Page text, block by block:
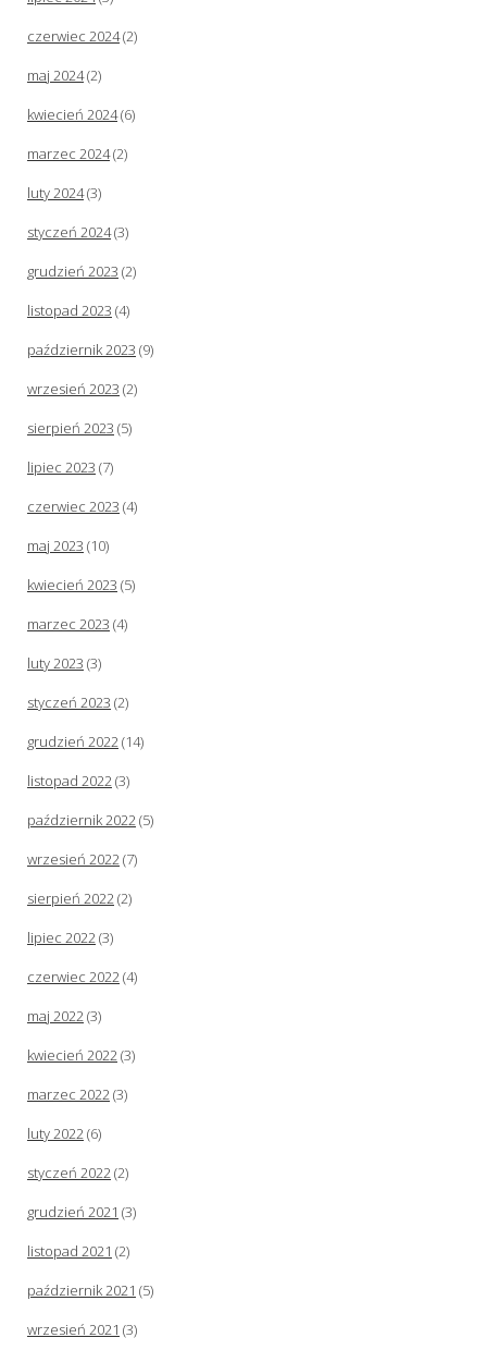
czerwiec 2024(2)
maj 2024(2)
kwiecień 2024(6)
marzec 2024(2)
luty 2024(3)
styczeń 2024(3)
grudzień 2023 (2)
listopad 2023 (4)
październik 2023 (9)
wrzesień 2023 (2)
sierpień 2023 (5)
lipiec 2023 (7)
czerwiec 2023 (4)
maj 2023 (10)
kwiecień 2023 (5)
marzec 2023 (4)
luty 2023 (3)
styczeń 2023 (2)
grudzień 2022(14)
listopad 2022(3)
październik 2022(5)
wrzesień 2022(7)
sierpień 2022(2)
lipiec 2022(3)
czerwiec 2022(4)
maj 2022(3)
kwiecień 2022(3)
marzec 2022(3)
luty 2022(6)
styczeń 2022(2)
grudzień 2021 (3)
listopad 2021 (2)
październik 2021 (5)
wrzesień 2021 (3)